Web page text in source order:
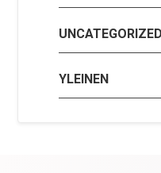
UNCATEGORIZED
YLEINEN